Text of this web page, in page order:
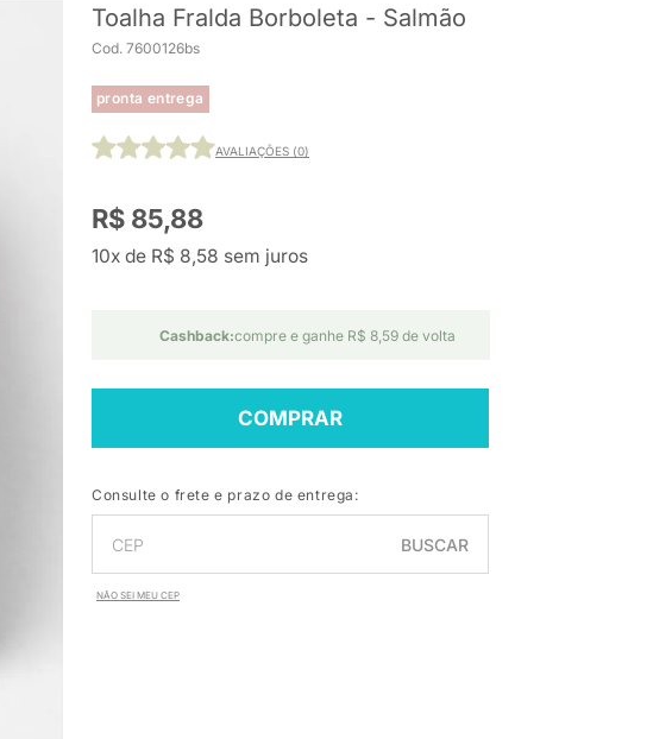
Toalha Fralda Borboleta - Salmão
Cod. 7600126bs
pronta entrega
AVALIAÇÕES (0)
R$ 85,88
10x de R$ 8,58 sem juros
Cashback:compre e ganhe R$ 8,59 de volta
COMPRAR
Consulte o frete e prazo de entrega:
BUSCAR
NÃO SEI MEU CEP